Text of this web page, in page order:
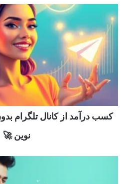
کسب درآمد از کانال تلگرام
نوین 🚀